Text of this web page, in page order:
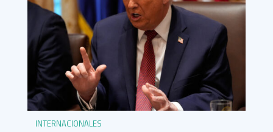
INTERNACIONALES